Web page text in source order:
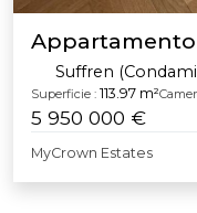
Suffren
Superficie : 113.97 m²
5 950 000 €
MyCrown Estates